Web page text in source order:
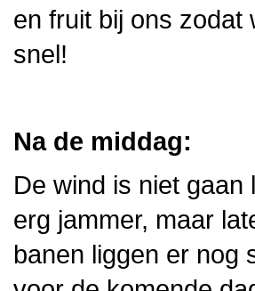
en fruit bij ons zodat
snel!
Na de middag:
De wind is niet
erg jammer, maar
banen liggen er nog